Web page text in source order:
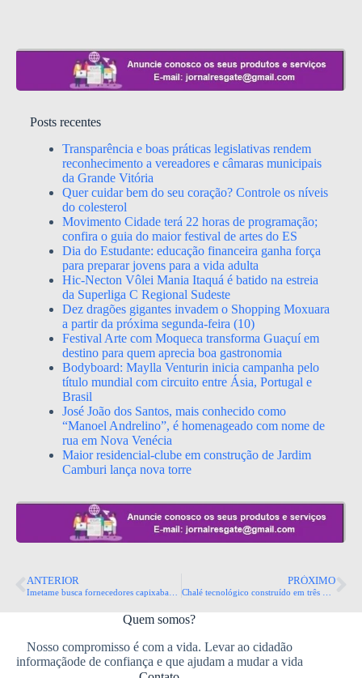
Posts recentes
Transparência e boas práticas legislativas rendem
reconhecimento a vereadores e câmaras municipais
da Grande Vitória
Quer cuidar bem do seu coração? Controle os níveis
do colesterol
Movimento Cidade terá 22 horas de programação;
confira o guia do maior festival de artes do ES
Dia do Estudante: educação financeira ganha força
para preparar jovens para a vida adulta
Hic-Necton Vôlei Mania Itaquá é batido na estreia
da Superliga C Regional Sudeste
Dez dragões gigantes invadem o Shopping Moxuara
a partir da próxima segunda-feira (10)
Festival Arte com Moqueca transforma Guaçuí em
destino para quem aprecia boa gastronomia
Bodyboard: Maylla Venturin inicia campanha pelo
título mundial com circuito entre Ásia, Portugal e
Brasil
José João dos Santos, mais conhecido como
“Manoel Andrelino”, é homenageado com nome de
rua em Nova Venécia
Maior residencial-clube em construção de Jardim
Camburi lança nova torre
ANTERIOR PRÓXIMO
Quem somos?
Nosso compromisso é com a vida. Levar ao cidadão
informaçãode de confiança e que ajudam a mudar a vida